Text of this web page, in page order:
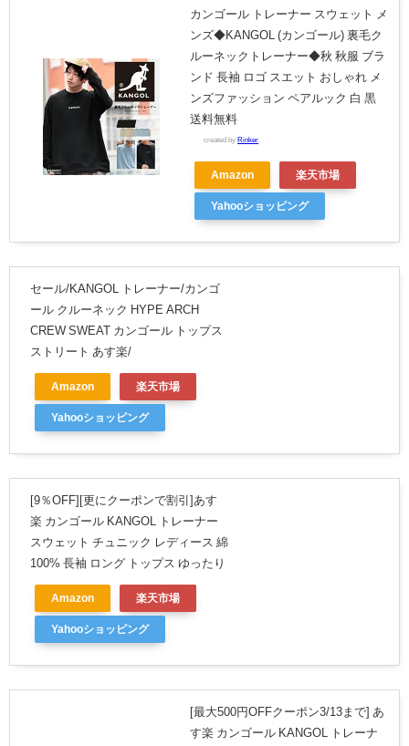
カンゴール トレーナー スウェット メ
ンズ◆KANGOL (カンゴール) 裏毛ク
ルーネックトレーナー◆秋 秋服 ブラ
ンド 長袖 ロゴ スエット おしゃれ メ
ンズファッション ペアルック 白 黒
送料無料
created by Rinker
Amazon 楽天市場
Yahooショッピング
セール/KANGOL トレーナー/カンゴ
ール クルーネック HYPE ARCH
CREW SWEAT カンゴール トップス
ストリート あす楽/
Amazon 楽天市場
Yahooショッピング
[9％OFF][更にクーポンで割引]あす
楽 カンゴール KANGOL トレーナー
スウェット チュニック レディース 綿
100% 長袖 ロング トップス ゆったり
Amazon 楽天市場
Yahooショッピング
[最大500円OFFクーポン3/13まで] あ
す楽 カンゴール KANGOL トレーナ